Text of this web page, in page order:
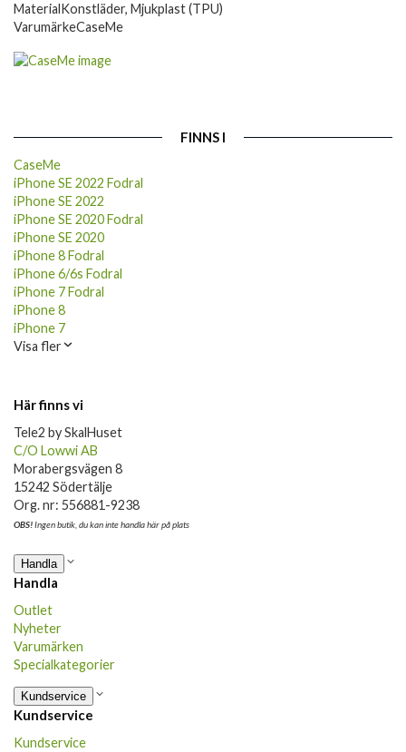
MaterialKonstläder, Mjukplast (TPU)
VarumärkeCaseMe
FINNS I
CaseMe
iPhone SE 2022 Fodral
iPhone SE 2022
iPhone SE 2020 Fodral
iPhone SE 2020
iPhone 8 Fodral
iPhone 6/6s Fodral
iPhone 7 Fodral
iPhone 8
iPhone 7
Visa fler
Här finns vi
Tele2 by SkalHuset
C/O Lowwi AB
Morabergsvägen 8
15242 Södertälje
Org. nr: 556881-9238
OBS!Ingen butik, du kan inte handla här på plats
Handla
Handla
Outlet
Nyheter
Varumärken
Specialkategorier
Kundservice
Kundservice
Kundservice